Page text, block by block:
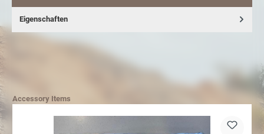
Eigenschaften
Accessory Items